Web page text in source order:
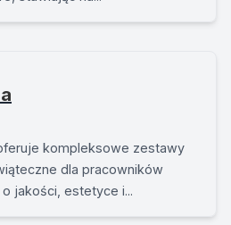
kompleksowe zestawy
dla pracowników
jakości, estetyce i...